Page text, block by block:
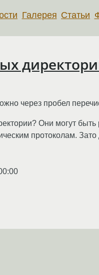
Галерея Статьи
через пробел
Они могут
протоколам.